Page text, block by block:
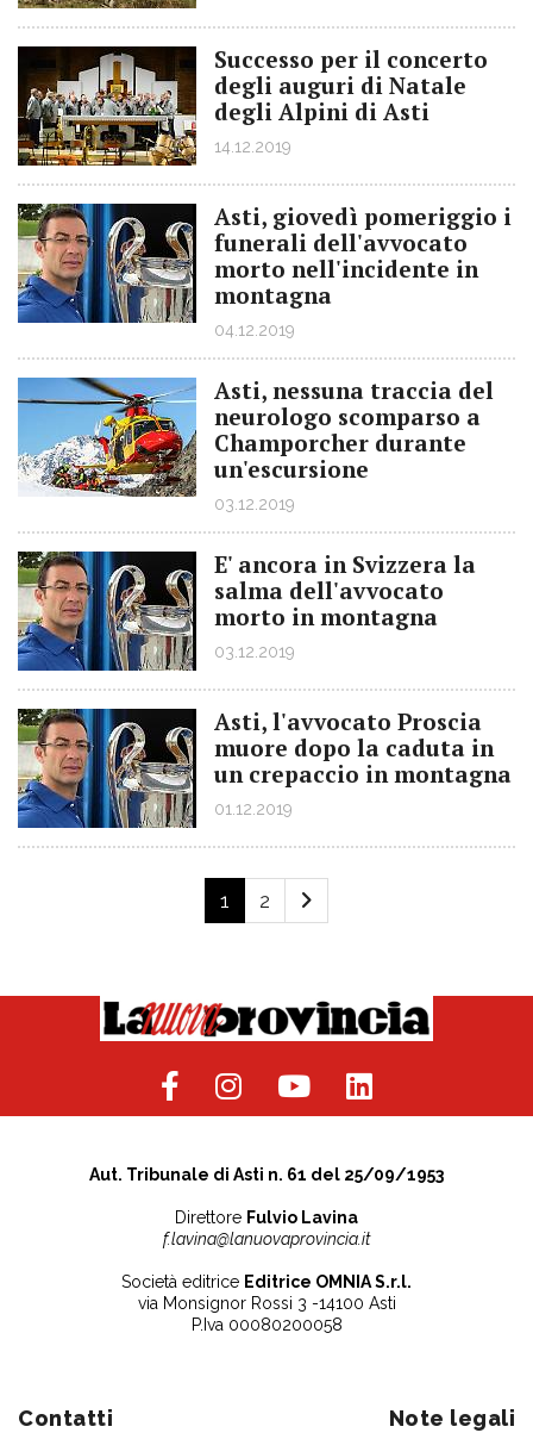
Successo per il concerto
degli auguri di Natale
degli Alpini di Asti
14.12.2019
Asti, giovedì pomeriggio i
funerali dell'avvocato
morto nell'incidente in
montagna
04.12.2019
Asti, nessuna traccia del
neurologo scomparso a
Champorcher durante
un'escursione
03.12.2019
E' ancora in Svizzera la
salma dell'avvocato
morto in montagna
03.12.2019
Asti, l'avvocato Proscia
muore dopo la caduta in
un crepaccio in montagna
01.12.2019
1 2
Aut. Tribunale di Asti n. 61 del 25/09/1953
Direttore Fulvio Lavina
f.lavina@lanuovaprovincia.it
Società editrice Editrice OMNIA S.r.l.
via Monsignor Rossi 3 -14100 Asti
P.Iva 00080200058
Contatti Note legali